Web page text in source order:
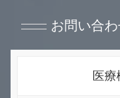
お問い合
医